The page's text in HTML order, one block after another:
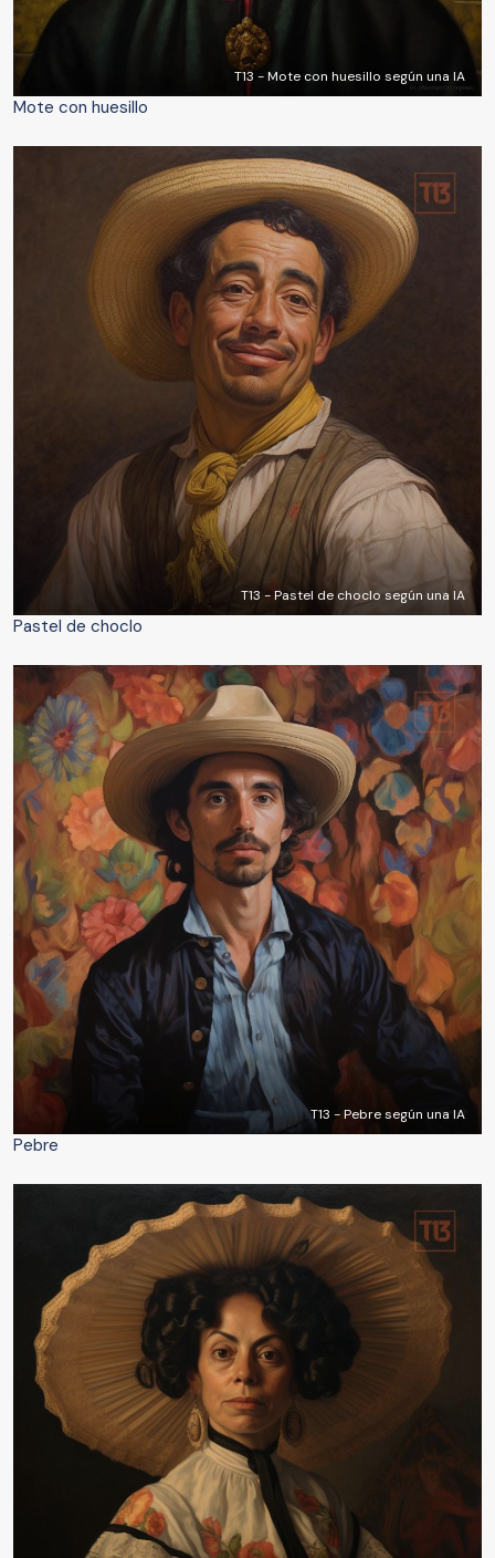
T13 - Mote con huesillo según una IA
Mote con huesillo
T13 - Pastel de choclo según una IA
Pastel de choclo
T13 - Pebre según una IA
Pebre